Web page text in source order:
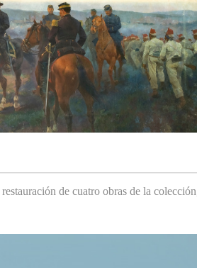
de cuatro obras de la